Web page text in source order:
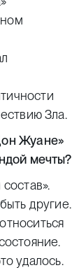
Зла.
Жуане»
мечты?
другие.
удалось.